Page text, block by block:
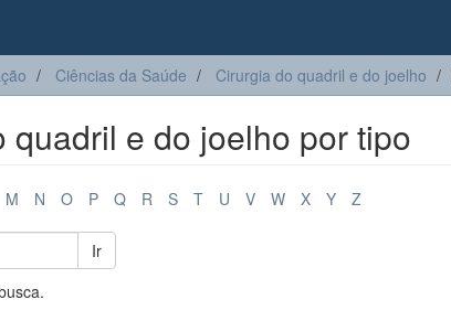
Ciências da Saúde Cirurgia do quadril e do joelho​
quadril e do joelho​ por tipo
M N O P Q R S T U V W X Y Z
Ir